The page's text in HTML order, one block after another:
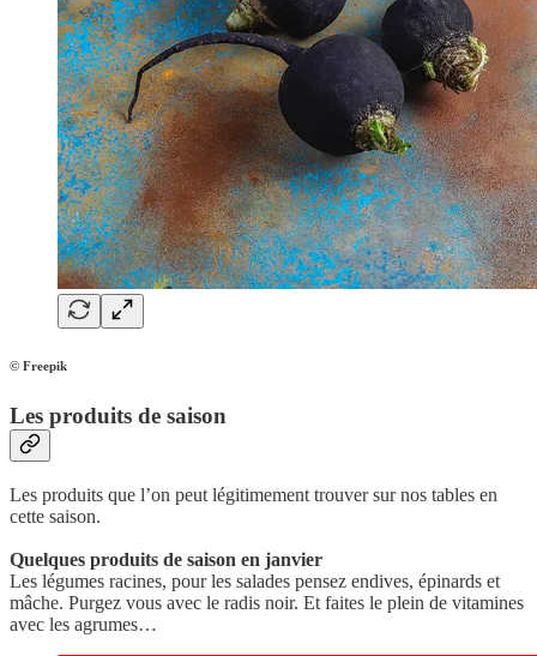
© Freepik
Les produits de saison
Les produits que l’on peut légitimement trouver sur nos tables en
cette saison.
Quelques produits de saison en janvier
Les légumes racines, pour les salades pensez endives, épinards et
mâche. Purgez vous avec le radis noir. Et faites le plein de vitamines
avec les agrumes…